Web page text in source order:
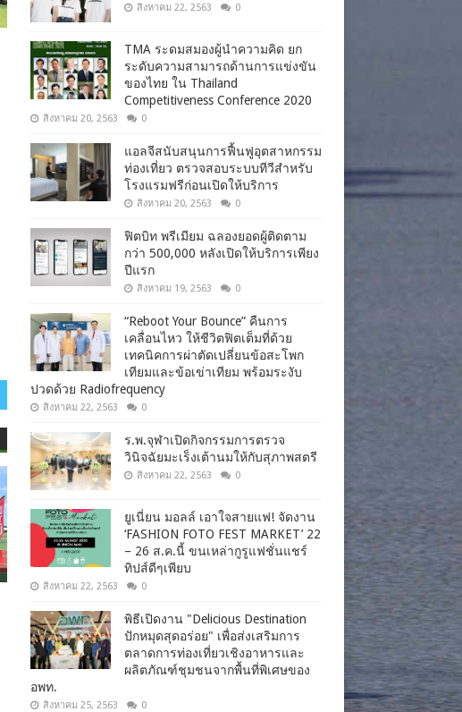
สิงหาคม 22, 2563 0
TMA ระดมสมองผู้นำความคิด ยก
ระดับความสามารถด้านการแข่งขัน
ของไทย ใน Thailand
Competitiveness Conference 2020
สิงหาคม 20, 2563 0
แอลจีสนับสนุนการฟื้นฟูอุตสาหกรรม
ท่องเที่ยว ตรวจสอบระบบทีวีสำหรับ
โรงแรมฟรีก่อนเปิดให้บริการ
สิงหาคม 20, 2563 0
ฟิตบิท พรีเมียม ฉลองยอดผู้ติดตาม
กว่า 500,000 หลังเปิดให้บริการเพียง
ปีแรก
สิงหาคม 19, 2563 0
“Reboot Your Bounce” คืนการ
เคลื่อนไหว ให้ชีวิตฟิตเต็มที่ด้วย
เทคนิคการผ่าตัดเปลี่ยนข้อสะโพก
เทียมและข้อเข่าเทียม พร้อมระงับ
ปวดด้วย Radiofrequency
สิงหาคม 22, 2563 0
ร.พ.จุฬาเปิดกิจกรรมการตรวจ
วินิจฉัยมะเร็งเต้านมให้กับสุภาพสตรี
สิงหาคม 22, 2563 0
ยูเนี่ยน มอลล์ เอาใจสายแฟ! จัดงาน
‘FASHION FOTO FEST MARKET’ 22
– 26 ส.ค.นี้ ขนเหล่ากูรูแฟชั่นแชร์
ทิปส์ดีๆเพียบ
สิงหาคม 22, 2563 0
พิธีเปิดงาน "Delicious Destination
ปักหมุดสุดอร่อย" เพื่อส่งเสริมการ
ตลาดการท่องเที่ยวเชิงอาหารและ
ผลิตภัณฑ์ชุมชนจากพื้นที่พิเศษของ
อพท.
สิงหาคม 25, 2563 0